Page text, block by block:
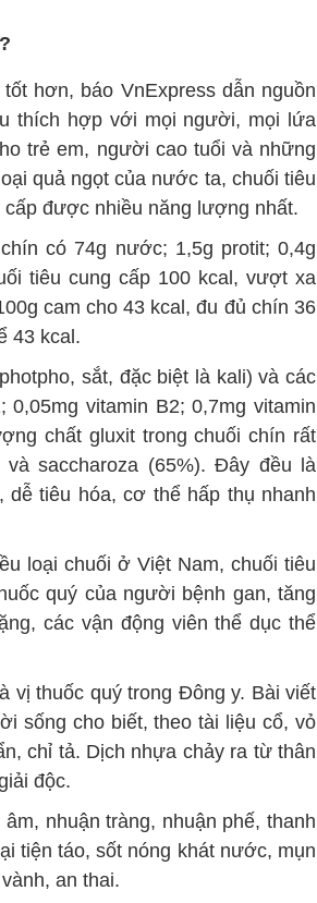
hơn, báo VnExpress dẫn nguồn
thích hợp với mọi người, mọi lứa
trẻ em, người cao tuổi và những
quả ngọt của nước ta, chuối tiêu
được nhiều năng lượng nhất.
có 74g nước; 1,5g protit; 0,4g
tiêu cung cấp 100 kcal, vượt xa
cam cho 43 kcal, đu đủ chín 36
43 kcal.
sắt, đặc biệt là kali) và các
0,05mg vitamin B2; 0,7mg vitamin
chất gluxit trong chuối chín rất
saccharoza (65%). Đây đều là
tiêu hóa, cơ thể hấp thụ nhanh
loại chuối ở Việt Nam, chuối tiêu
quý của người bệnh gan, tăng
các vận động viên thể dục thể
vị thuốc quý trong Đông y. Bài viết
sống cho biết, theo tài liệu cổ, vỏ
chỉ tả. Dịch nhựa chảy ra từ thân
độc.
nhuận tràng, nhuận phế, thanh
tiện táo, sốt nóng khát nước, mụn
an thai.